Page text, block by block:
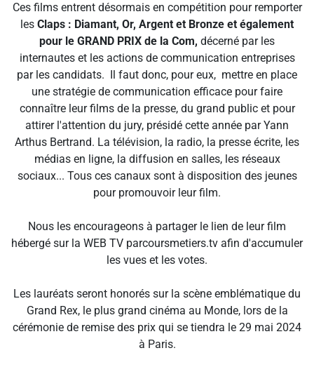
Ces films entrent désormais en compétition pour remporter
les Claps : Diamant, Or, Argent et Bronze et également
pour le GRAND PRIX de la Com, décerné par les
internautes et les actions de communication entreprises
par les candidats. Il faut donc, pour eux, mettre en place
une stratégie de communication efficace pour faire
connaître leur films de la presse, du grand public et pour
attirer l'attention du jury, présidé cette année par Yann
Arthus Bertrand. La télévision, la radio, la presse écrite, les
médias en ligne, la diffusion en salles, les réseaux
sociaux... Tous ces canaux sont à disposition des jeunes
pour promouvoir leur film.
Nous les encourageons à partager le lien de leur film
hébergé sur la WEB TV parcoursmetiers.tv afin d'accumuler
les vues et les votes.
Les lauréats seront honorés sur la scène emblématique du
Grand Rex, le plus grand cinéma au Monde, lors de la
cérémonie de remise des prix qui se tiendra le 29 mai 2024
à Paris.